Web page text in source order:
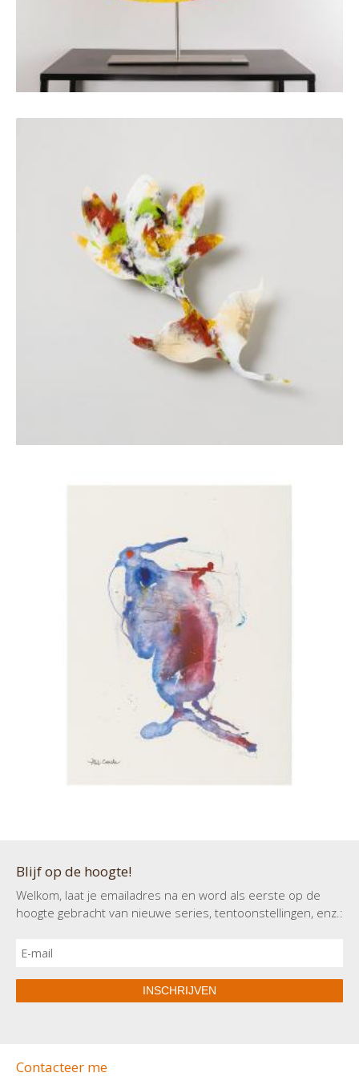
Blijf op de hoogte!
Welkom, laat je emailadres na en word als eerste op de
hoogte gebracht van nieuwe series, tentoonstellingen, enz.:
INSCHRIJVEN
Contacteer me